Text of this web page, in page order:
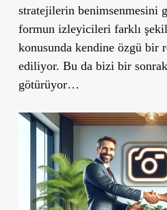
stratejilerin benimsenmesini
formun izleyicileri farklı
konusunda kendine özgü bir
ediliyor. Bu da bizi bir
götürüyor…